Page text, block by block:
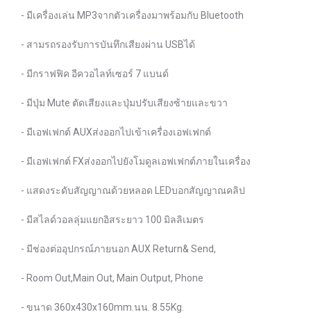
- มีเครื่องเล่น MP3จากตัวเครื่องมาพร้อมกับ Bluetooth
- สามรถรองรับการบันทึกเสียงผ่าน USBได้
- มีกราฟฟิค อีควอไลท์เซอร์ 7 แบนด์
- มีปุ่ม Mute ตัดเสียงและปุ่มปรับเสียงซ้ายและขวา
- มีเอฟเฟกต์ AUXส่งออกไปเข้าเครื่องเอฟเฟกต์
- มีเอฟเฟกต์ FXส่งออกไปยังโมดูลเอฟเฟกต์ภายในเครื่อง
- แสดงระดับสัญญาณด้วยหลอด LEDบอกสัญญาณคลิป
- มีสไลด์วอลลุ่มแยกอิสระยาว 100 มิลลิเมตร
- มีช่องต่ออุปกรณ์ภายนอก AUX Return& Send,
- Room Out,Main Out, Main Output, Phone
- ขนาด 360x430x160mm.นน. 8.55Kg.